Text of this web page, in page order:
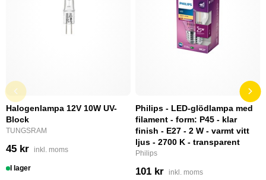
Halogenlampa 12V 10W UV-
Block
TUNGSRAM
45 kr inkl. moms
I lager
Philips - LED-glödlampa med
filament - form: P45 - klar
finish - E27 - 2 W - varmt vitt
ljus - 2700 K - transparent
Philips
101 kr inkl. moms